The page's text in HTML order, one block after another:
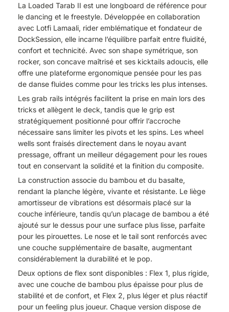
La Loaded Tarab II est une longboard de référence pour
le dancing et le freestyle. Développée en collaboration
avec Lotfi Lamaali, rider emblématique et fondateur de
DockSession, elle incarne l’équilibre parfait entre fluidité,
confort et technicité. Avec son shape symétrique, son
rocker, son concave maîtrisé et ses kicktails adoucis, elle
offre une plateforme ergonomique pensée pour les pas
de danse fluides comme pour les tricks les plus intenses.
Les grab rails intégrés facilitent la prise en main lors des
tricks et allègent le deck, tandis que le grip est
stratégiquement positionné pour offrir l’accroche
nécessaire sans limiter les pivots et les spins. Les wheel
wells sont fraisés directement dans le noyau avant
pressage, offrant un meilleur dégagement pour les roues
tout en conservant la solidité et la finition du composite.
La construction associe du bambou et du basalte,
rendant la planche légère, vivante et résistante. Le liège
amortisseur de vibrations est désormais placé sur la
couche inférieure, tandis qu’un placage de bambou a été
ajouté sur le dessus pour une surface plus lisse, parfaite
pour les pirouettes. Le nose et le tail sont renforcés avec
une couche supplémentaire de basalte, augmentant
considérablement la durabilité et le pop.
Deux options de flex sont disponibles : Flex 1, plus rigide,
avec une couche de bambou plus épaisse pour plus de
stabilité et de confort, et Flex 2, plus léger et plus réactif
pour un feeling plus joueur. Chaque version dispose de